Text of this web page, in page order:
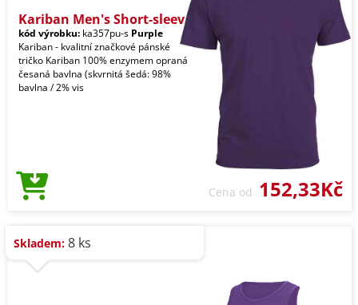
Kariban Men's Short-sleev
kód výrobku: ka357pu-s Purple
Kariban - kvalitní značkové pánské
tričko Kariban 100% enzymem opraná
česaná bavlna (skvrnitá šedá: 98%
bavlna / 2% vis
Cena od 152,33Kč
Skladem: 8 ks